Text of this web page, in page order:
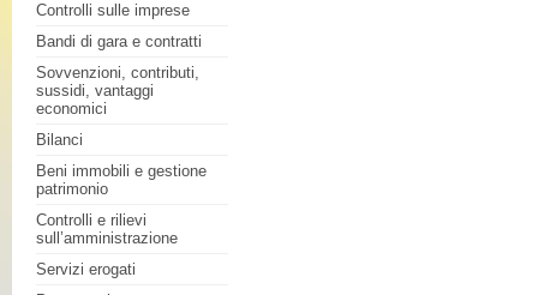
Controlli sulle imprese
Bandi di gara e contratti
Sovvenzioni, contributi,
sussidi, vantaggi
economici
Bilanci
Beni immobili e gestione
patrimonio
Controlli e rilievi
sull’amministrazione
Servizi erogati